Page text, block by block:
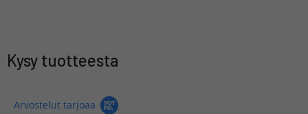
Kysy tuotteesta
Arvostelut tarjoaa